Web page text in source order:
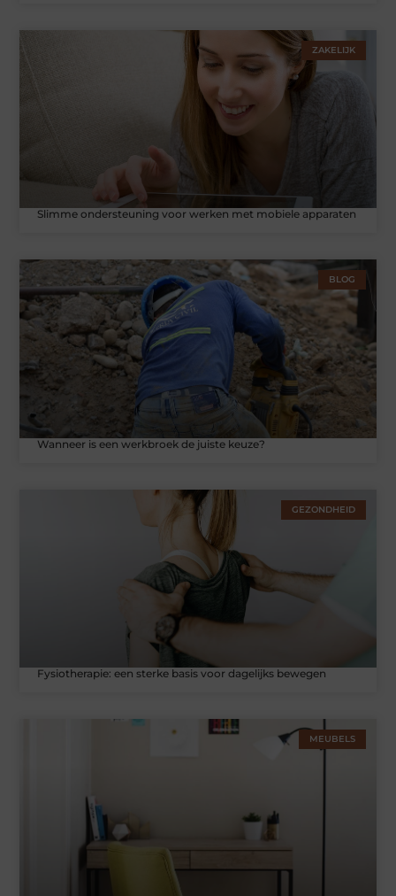
ZAKELIJK
Slimme ondersteuning voor werken met mobiele apparaten
BLOG
Wanneer is een werkbroek de juiste keuze?
GEZONDHEID
Fysiotherapie: een sterke basis voor dagelijks bewegen
MEUBELS